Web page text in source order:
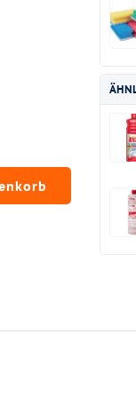
Wert